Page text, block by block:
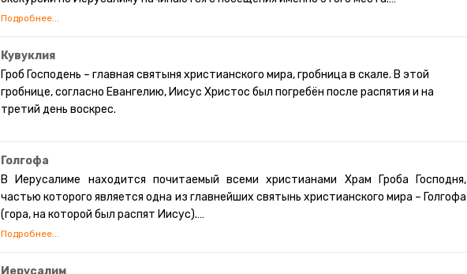
С высоты почти 800-ста метров взору открывается великолепный вид на Иерусалим
На вершине горы Елеонской находится русский женский монастырь, на територии
которого стоит известная колокольня – её видно практически из любой точки
Иерусалима (высота сооружения
шестьдесят четыре метра).
На смотровой площадке можно фотографироваться (снимки получаются просто
оставит незабываемые эмоции.
Кувуклия
Гроб Господень – главная святыня христианского мира, гробница в скале. В этой
гробнице, согласно Евангелию, Иисус Христос был погребён после распятия и на
третий день воскрес.
Голгофа
В Иерусалиме находится почитаемый всеми христианами Храм Гроба Господня,
частью которого является одна из главнейших святынь христианского мира – Голгофа
(гора, на которой был распят Иисус).
Справа от центрального входа в Храм находятся ступеньки – по ним можно
алтарём православного придела, расположенного на Голгофе, есть углубление,
Иерусалим